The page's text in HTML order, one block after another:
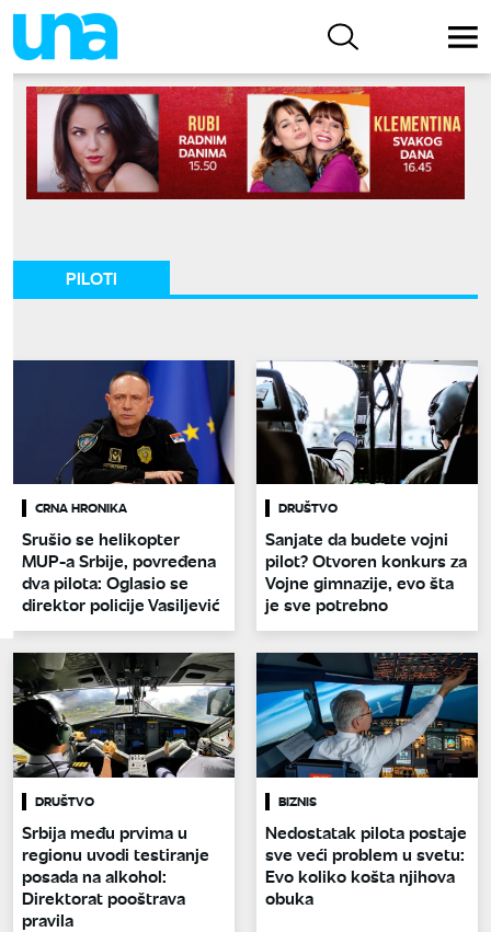
PILOTI
CRNA HRONIKA
Srušio se helikopter
MUP-a Srbije, povređena
dva pilota: Oglasio se
direktor policije Vasiljević
DRUŠTVO
Sanjate da budete vojni
pilot? Otvoren konkurs za
Vojne gimnazije, evo šta
je sve potrebno
DRUŠTVO
Srbija među prvima u
regionu uvodi testiranje
posada na alkohol:
Direktorat pooštrava
pravila
BIZNIS
Nedostatak pilota postaje
sve veći problem u svetu:
Evo koliko košta njihova
obuka